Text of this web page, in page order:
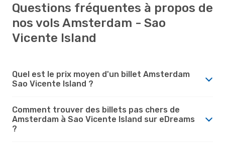
Questions fréquentes à propos de
nos vols Amsterdam - Sao
Vicente Island
Quel est le prix moyen d'un billet Amsterdam
Sao Vicente Island ?
Comment trouver des billets pas chers de
Amsterdam à Sao Vicente Island sur eDreams
?